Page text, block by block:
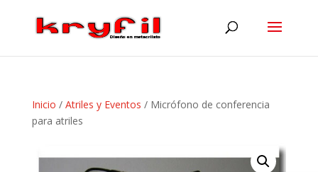
Inicio / Atriles y Eventos / Micrófono de conferencia
para atriles